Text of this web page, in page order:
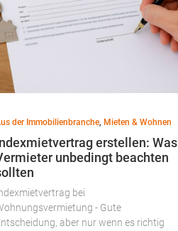
der Immobilienbranche, Mieten & Wohnen
erstellen: Was
unbedingt beachten
bei
- Gute
aber nur wenn es richtig